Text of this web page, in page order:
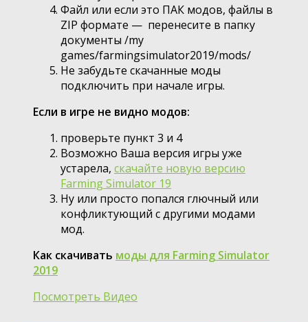
Файл или если это ПАК модов, файлы в
ZIP формате — перенесите в папку
документы /my
games/farmingsimulator2019/mods/
Не забудьте скачанные моды
подключить при начале игры.
Если в игре не видно модов:
проверьте пункт 3 и 4
Возможно Ваша версия игры уже
устарела, скачайте новую версию
Farming Simulator 19
Ну или просто попался глючный или
конфликтующий с другими модами
мод.
Как скачивать моды для Farming Simulator
2019
Посмотреть Видео